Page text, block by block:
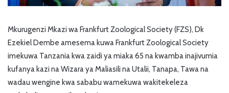
Mkurugenzi Mkazi wa Frankfurt Zoological Society (FZS), Dk
Ezekiel Dembe amesema kuwa Frankfurt Zoological Society
imekuwa Tanzania kwa zaidi ya miaka 65 na kwamba inajivumia
kufanya kazi na Wizara ya Maliasili na Utalii, Tanapa, Tawa na
wadau wengine kwa sababu wamekuwa wakitekeleza